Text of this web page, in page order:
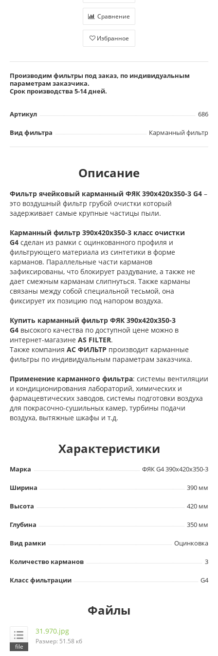
Сравнение
Избранное
Производим фильтры под заказ, по индивидуальным
параметрам заказчика.
Срок производства 5-14 дней.
Артикул 686
Вид фильтра Карманный фильтр
Описание
Фильтр ячейковый карманный ФЯК 390х420х350-3 G4 –
это воздушный фильтр грубой очистки который
задерживает самые крупные частицы пыли.
Карманный фильтр 390х420х350-3 класс очистки
G4 сделан из рамки с оцинкованного профиля и
фильтрующего материала из синтетики в форме
карманов. Параллельные части карманов
зафиксированы, что блокирует раздувание, а также не
дает смежным карманам слипнуться. Также карманы
связаны между собой специальной тесьмой, она
фиксирует их позицию под напором воздуха.
Купить карманный фильтр ФЯК 390х420х350-3
G4 высокого качества по доступной цене можно в
интернет-магазине AS FILTER.
Также компания АС ФИЛЬТР производит карманные
фильтры по индивидуальным параметрам заказчика.
Применение карманного фильтра: системы вентиляции
и кондиционирования лабораторий, химических и
фармацевтических заводов, системы подготовки воздуха
для покрасочно-сушильных камер, турбины подачи
воздуха, вытяжные шкафы и т.д.
Характеристики
Марка ФЯК G4 390х420х350-3
Ширина 390 мм
Высота 420 мм
Глубина 350 мм
Вид рамки Оцинковка
Количество карманов 3
Класс фильтрации G4
Файлы
31.970.jpg
Размер: 51.58 кб